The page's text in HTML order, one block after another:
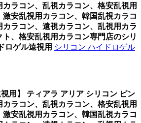
カラコン、乱視カラコン、格安乱視用
激安乱視用カラコン、韓国乱視カラコ
カラコン、遠視カラコン、乱視用カラ
ト、格安乱視用カラコン専門店のシリ
ロゲル遠視用 シリコン ハイドロゲル
視用】 ティアラ アリア シリコン ピン
カラコン、乱視カラコン、格安乱視用
激安乱視用カラコン、韓国乱視カラコ